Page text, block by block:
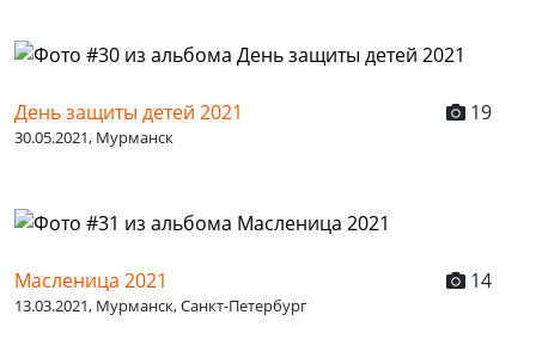
День защиты детей 2021 19
30.05.2021, Мурманск
Масленица 2021 14
13.03.2021, Мурманск, Санкт-Петербург